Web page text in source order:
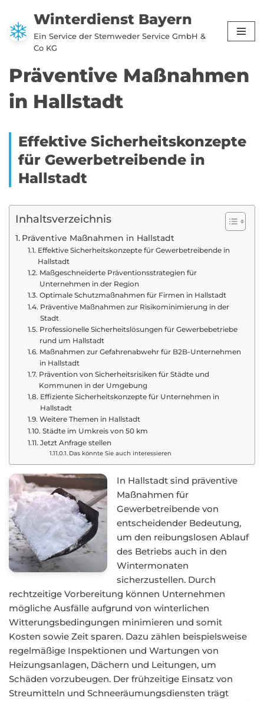
Zum
Inhalt
Winterdienst Bayern
Ein Service der Stemweder Service GmbH &
Co KG
Präventive Maßnahmen
in Hallstadt
Effektive Sicherheitskonzepte
für Gewerbetreibende in
Hallstadt
Inhaltsverzeichnis
Präventive Maßnahmen in Hallstadt
Effektive Sicherheitskonzepte für Gewerbetreibende in
Hallstadt
Maßgeschneiderte Präventionsstrategien für
Unternehmen in der Region
Optimale Schutzmaßnahmen für Firmen in Hallstadt
Präventive Maßnahmen zur Risikominimierung in der
Stadt
Professionelle Sicherheitslösungen für Gewerbebetriebe
rund um Hallstadt
Maßnahmen zur Gefahrenabwehr für B2B-Unternehmen
in Hallstadt
Prävention von Sicherheitsrisiken für Städte und
Kommunen in der Umgebung
Effiziente Sicherheitskonzepte für Unternehmen in
Hallstadt
Weitere Themen in Hallstadt
Städte im Umkreis von 50 km
Jetzt Anfrage stellen
Das könnte Sie auch interessieren
In Hallstadt sind präventive
Maßnahmen für
Gewerbetreibende von
entscheidender Bedeutung,
um den reibungslosen Ablauf
des Betriebs auch in den
Wintermonaten
sicherzustellen. Durch
rechtzeitige Vorbereitung können Unternehmen
mögliche Ausfälle aufgrund von winterlichen
Witterungsbedingungen minimieren und somit
Kosten sowie Zeit sparen. Dazu zählen beispielsweise
regelmäßige Inspektionen und Wartungen von
Heizungsanlagen, Dächern und Leitungen, um
Schäden vorzubeugen. Der frühzeitige Einsatz von
Streumitteln und Schneeräumungsdiensten trägt